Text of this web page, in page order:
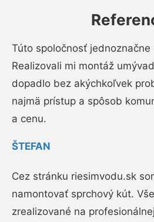
Túto spoločnosť jednoznačne
Realizovali mi montáž
dopadlo bez akýchkoľvek
najmä prístup a spôsob
a cenu.
ŠTEFAN
Cez stránku riesimvodu.sk
namontovať sprchový kút.
zrealizované na